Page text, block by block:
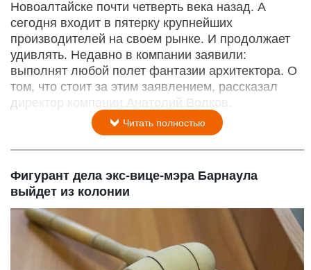
Новоалтайске почти четверть века назад. А
сегодня входит в пятерку крупнейших
производителей на своем рынке. И продолжает
удивлять. Недавно в компании заявили:
выполнят любой полет фантазии архитектора. О
том, что стоит за этим заявлением, рассказал
директор компании Анатолий Волков.
Читать полностью
Фигурант дела экс-вице-мэра Барнаула
выйдет из колонии